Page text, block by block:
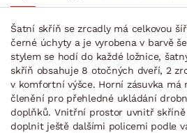
Šatní skříň se zrcadly má celkovou
černé úchyty a je vyrobena v barvě
stylem se hodí do každé ložnice,
skříň obsahuje 8 otočných dveří, 2
v komfortní výšce. Horní zásuvka
členění pro přehledné ukládání
doplňků. Vnitřní prostor uvnitř
doplnit ještě dalšími policemi podle